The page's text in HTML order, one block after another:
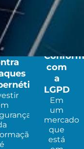
é
com
a
LGPD​
Em
um
mercado
que
está